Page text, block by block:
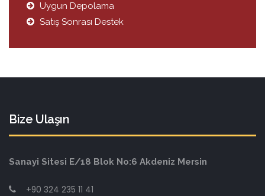
Uygun Depolama
Satış Sonrası Destek
Bize Ulaşın
Sanayi Sitesi E/18 Blok No:6 Akdeniz Mersin
+90 324 235 11 41